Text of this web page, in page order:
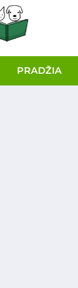
PRADŽIA